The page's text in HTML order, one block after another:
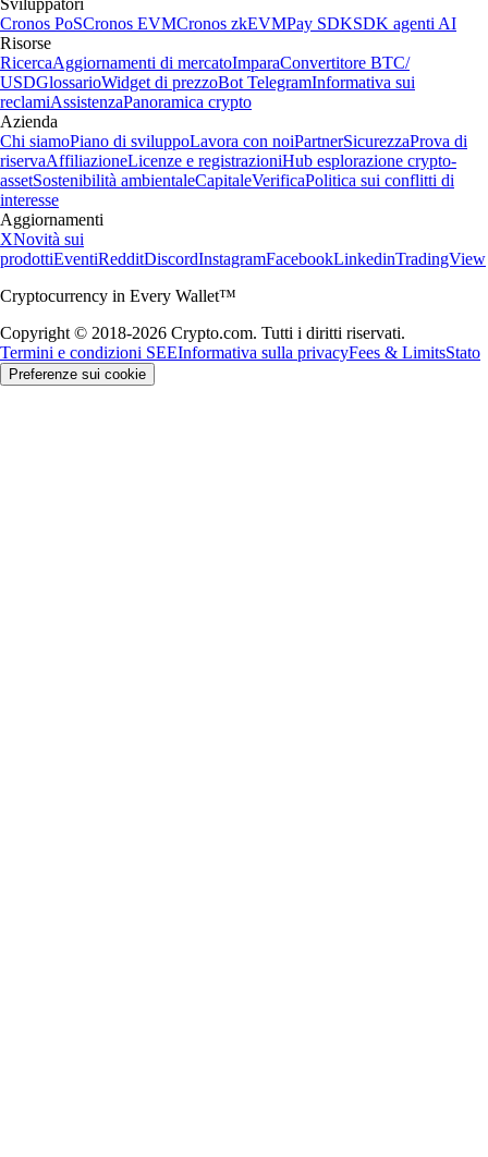
Sviluppatori
Cronos PoSCronos EVMCronos zkEVMPay SDKSDK agenti AI
Risorse
RicercaAggiornamenti di mercatoImparaConvertitore BTC/
USDGlossarioWidget di prezzoBot TelegramInformativa sui
reclamiAssistenzaPanoramica crypto
Azienda
Chi siamoPiano di sviluppoLavora con noiPartnerSicurezzaProva di
riservaAffiliazioneLicenze e registrazioniHub esplorazione crypto-
assetSostenibilità ambientaleCapitaleVerificaPolitica sui conflitti di
interesse
Aggiornamenti
XNovità sui
prodottiEventiRedditDiscordInstagramFacebookLinkedinTradingView
Cryptocurrency in Every Wallet™
Copyright © 2018-2026 Crypto.com. Tutti i diritti riservati.
Termini e condizioni SEEInformativa sulla privacyFees & LimitsStato
Preferenze sui cookie